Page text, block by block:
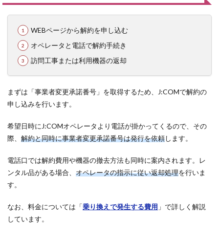
WEBページから解約を申し込む
オペレータと電話で解約手続き
訪問工事または利用機器の返却
まずは「事業者変更承諾番号」を取得するため、J:COMで解約の
申し込みを行います。
希望日時にJ:COMオペレータより電話が掛かってくるので、その
際、 解約と同時に事業者変更承諾番号は発行を依頼します。
電話口では解約費用や機器の撤去方法も同時に案内されます。レ
ンタル品がある場合、 オペレータの指示に従い返却処理を行いま
す。
なお、料金については「乗り換えで発生する費用 」で詳しく解説
しています。